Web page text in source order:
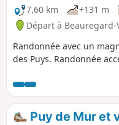
7,60 km
+131 m
Départ à Beauregard-
Randonnée avec un
des Puys. Randonnée
Puy de Mur et